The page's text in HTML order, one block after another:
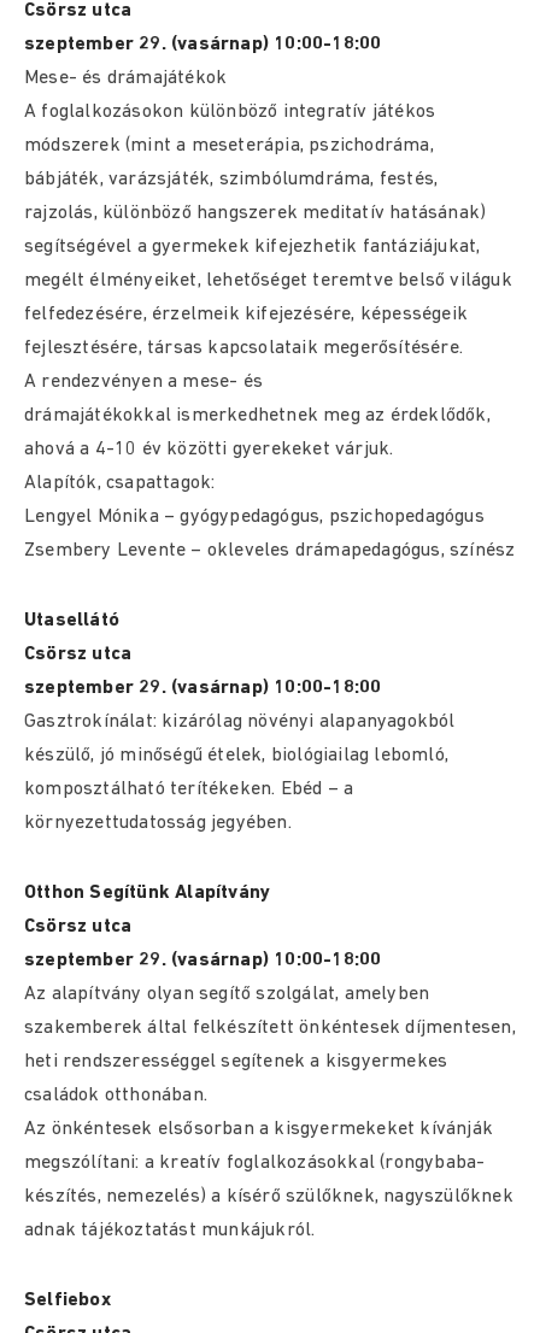
Csörsz utca
szeptember 29. (vasárnap) 10:00-18:00
Mese- és drámajátékok
A foglalkozásokon különböző integratív játékos
módszerek (mint a meseterápia, pszichodráma,
bábjáték, varázsjáték, szimbólumdráma, festés,
rajzolás, különböző hangszerek meditatív hatásának)
segítségével a gyermekek kifejezhetik fantáziájukat,
megélt élményeiket, lehetőséget teremtve belső világuk
felfedezésére, érzelmeik kifejezésére, képességeik
fejlesztésére, társas kapcsolataik megerősítésére.
A rendezvényen a mese- és
drámajátékokkal ismerkedhetnek meg az érdeklődők,
ahová a 4-10 év közötti gyerekeket várjuk.
Alapítók, csapattagok:
Lengyel Mónika – gyógypedagógus, pszichopedagógus
Zsembery Levente – okleveles drámapedagógus, színész
Utasellátó
Csörsz utca
szeptember 29. (vasárnap) 10:00-18:00
Gasztrokínálat: kizárólag növényi alapanyagokból
készülő, jó minőségű ételek, biológiailag lebomló,
komposztálható terítékeken. Ebéd – a
környezettudatosság jegyében.
Otthon Segítünk Alapítvány
Csörsz utca
szeptember 29. (vasárnap) 10:00-18:00
Az alapítvány olyan segítő szolgálat, amelyben
szakemberek által felkészített önkéntesek díjmentesen,
heti rendszerességgel segítenek a kisgyermekes
családok otthonában.
Az önkéntesek elsősorban a kisgyermekeket kívánják
megszólítani: a kreatív foglalkozásokkal (rongybaba-
készítés, nemezelés) a kísérő szülőknek, nagyszülőknek
adnak tájékoztatást munkájukról.
Selfiebox